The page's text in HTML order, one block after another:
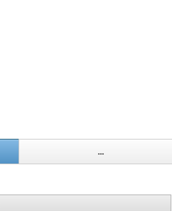
...